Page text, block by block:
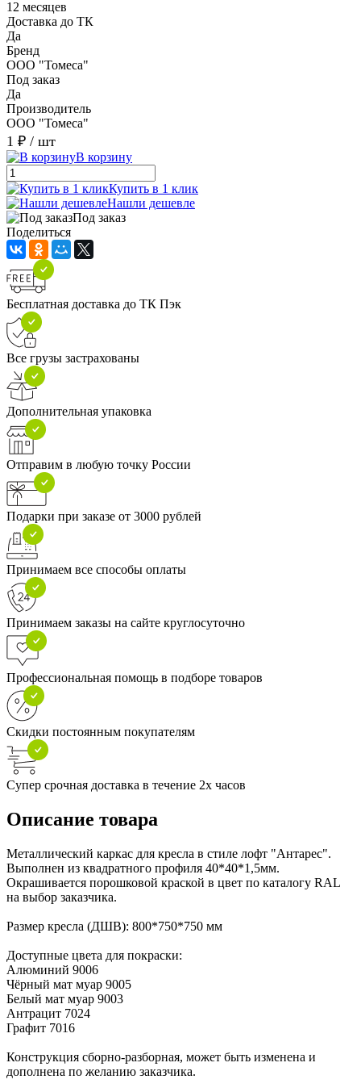
12 месяцев
Доставка до ТК
Да
Бренд
ООО "Томеса"
Под заказ
Да
Производитель
ООО "Томеса"
1 ₽ / шт
В корзину
Купить в 1 клик
Нашли дешевле
Под заказ
Поделиться
Бесплатная доставка до ТК Пэк
Все грузы застрахованы
Дополнительная упаковка
Отправим в любую точку России
Подарки при заказе от 3000 рублей
Принимаем все способы оплаты
Принимаем заказы на сайте круглосуточно
Профессиональная помощь в подборе товаров
Скидки постоянным покупателям
Супер срочная доставка в течение 2х часов
Описание товара
Металлический каркас для кресла в стиле лофт "Антарес".
Выполнен из квадратного профиля 40*40*1,5мм.
Окрашивается порошковой краской в цвет по каталогу RAL
на выбор заказчика.
Размер кресла (ДШВ): 800*750*750 мм
Доступные цвета для покраски:
Алюминий 9006
Чёрный мат муар 9005
Белый мат муар 9003
Антрацит 7024
Графит 7016
Конструкция сборно-разборная, может быть изменена и
дополнена по желанию заказчика.